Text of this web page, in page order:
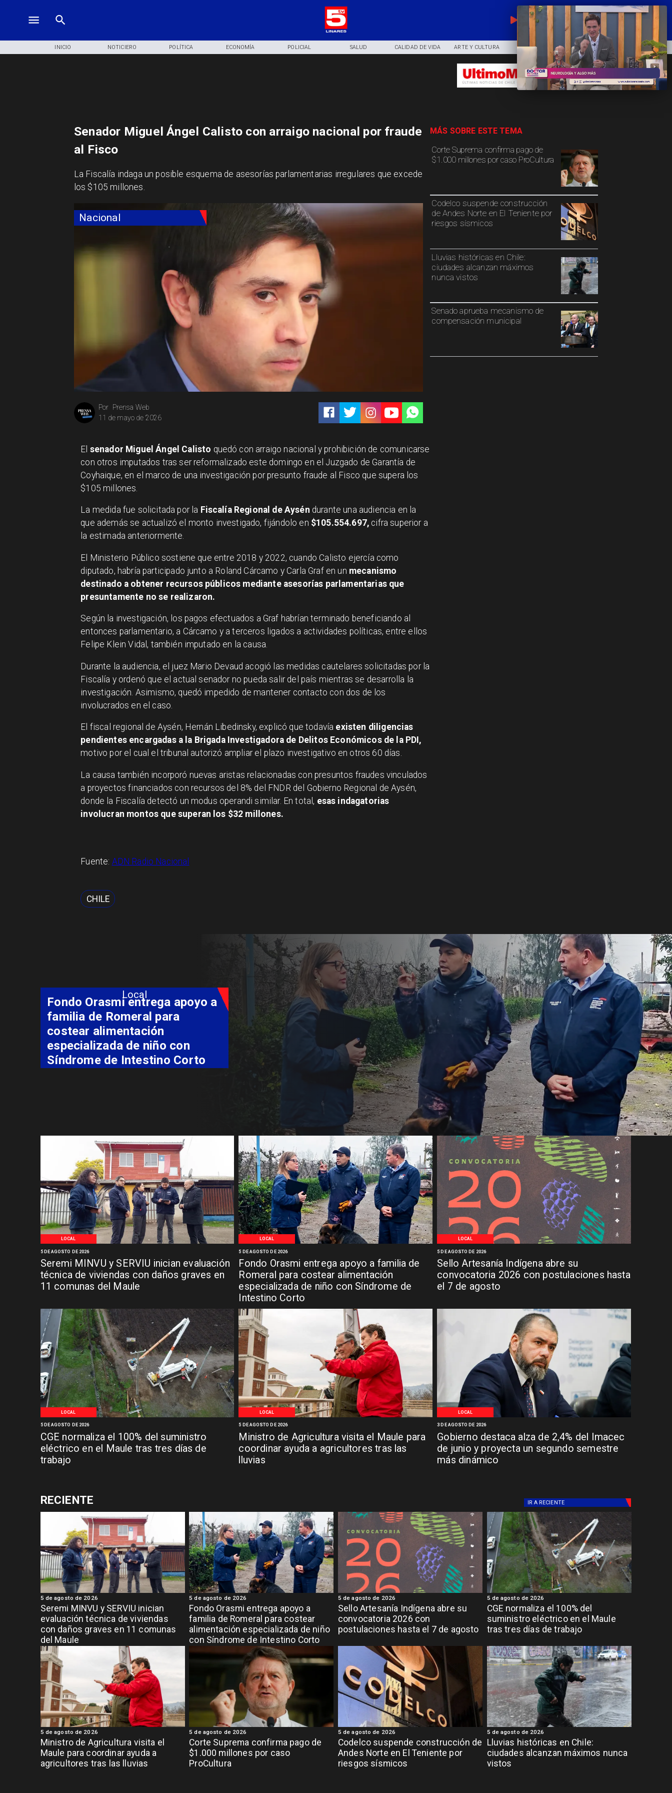
EN VIVO
INICIO NOTICIERO POLÍTICA ECONOMÍA POLICIAL SALUD CALIDAD DE VIDA ARTE Y CULTURA COMUNIDAD DEPORTES
Nacional
Prensa Web
Por
11 de mayo de 2026
Corte Suprema confirma pago de
$1.000 millones por caso ProCultura
Codelco suspende construcción
de Andes Norte en El Teniente por
riesgos sísmicos
Lluvias históricas en Chile:
ciudades alcanzan máximos
nunca vistos
Senado aprueba mecanismo de
compensación municipal
MÁS SOBRE ESTE TEMA
Senador Miguel Ángel Calisto con arraigo nacional por fraude
al Fisco
La Fiscalía indaga un posible esquema de asesorías parlamentarias irregulares que excede
los $105 millones.
El senador Miguel Ángel Calisto quedó con arraigo nacional y prohibición de comunicarse
con otros imputados tras ser reformalizado este domingo en el Juzgado de Garantía de
Coyhaique, en el marco de una investigación por presunto fraude al Fisco que supera los
$105 millones.
La medida fue solicitada por la Fiscalía Regional de Aysén durante una audiencia en la
que además se actualizó el monto investigado, fijándolo en $105.554.697, cifra superior a
la estimada anteriormente.
El Ministerio Público sostiene que entre 2018 y 2022, cuando Calisto ejercía como
diputado, habría participado junto a Roland Cárcamo y Carla Graf en un mecanismo
destinado a obtener recursos públicos mediante asesorías parlamentarias que
presuntamente no se realizaron.
Según la investigación, los pagos efectuados a Graf habrían terminado beneficiando al
entonces parlamentario, a Cárcamo y a terceros ligados a actividades políticas, entre ellos
Felipe Klein Vidal, también imputado en la causa.
Durante la audiencia, el juez Mario Devaud acogió las medidas cautelares solicitadas por la
Fiscalía y ordenó que el actual senador no pueda salir del país mientras se desarrolla la
investigación. Asimismo, quedó impedido de mantener contacto con dos de los
involucrados en el caso.
El fiscal regional de Aysén, Hernán Libedinsky, explicó que todavía existen diligencias
pendientes encargadas a la Brigada Investigadora de Delitos Económicos de la PDI,
motivo por el cual el tribunal autorizó ampliar el plazo investigativo en otros 60 días.
La causa también incorporó nuevas aristas relacionadas con presuntos fraudes vinculados
a proyectos financiados con recursos del 8% del FNDR del Gobierno Regional de Aysén,
donde la Fiscalía detectó un modus operandi similar. En total, esas indagatorias
involucran montos que superan los $32 millones.
Fuente: ADN Radio Nacional
CHILE
LOCAL
Seremi MINVU y SERVIU inician evaluación
técnica de viviendas con daños graves en
11 comunas del Maule
5 DE AGOSTO DE 2026
LOCAL
Fondo Orasmi entrega apoyo a familia de
Romeral para costear alimentación
especializada de niño con Síndrome de
Intestino Corto
5 DE AGOSTO DE 2026
LOCAL
Sello Artesanía Indígena abre su
convocatoria 2026 con postulaciones hasta
el 7 de agosto
5 DE AGOSTO DE 2026
LOCAL
CGE normaliza el 100% del suministro
eléctrico en el Maule tras tres días de
trabajo
5 DE AGOSTO DE 2026
LOCAL
Ministro de Agricultura visita el Maule para
coordinar ayuda a agricultores tras las
lluvias
5 DE AGOSTO DE 2026
LOCAL
Gobierno destaca alza de 2,4% del Imacec
de junio y proyecta un segundo semestre
más dinámico
3 DE AGOSTO DE 2026
Local
Fondo Orasmi entrega apoyo a
familia de Romeral para
costear alimentación
especializada de niño con
Síndrome de Intestino Corto
RECIENTE IR A RECIENTE
Seremi MINVU y SERVIU inician
evaluación técnica de viviendas
con daños graves en 11 comunas
del Maule
5 de agosto de 2026
Fondo Orasmi entrega apoyo a
familia de Romeral para costear
alimentación especializada de niño
con Síndrome de Intestino Corto
5 de agosto de 2026
Sello Artesanía Indígena abre su
convocatoria 2026 con
postulaciones hasta el 7 de agosto
5 de agosto de 2026
CGE normaliza el 100% del
suministro eléctrico en el Maule
tras tres días de trabajo
5 de agosto de 2026
Ministro de Agricultura visita el
Maule para coordinar ayuda a
agricultores tras las lluvias
5 de agosto de 2026
Corte Suprema confirma pago de
$1.000 millones por caso
ProCultura
5 de agosto de 2026
Codelco suspende construcción de
Andes Norte en El Teniente por
riesgos sísmicos
5 de agosto de 2026
Lluvias históricas en Chile:
ciudades alcanzan máximos nunca
vistos
5 de agosto de 2026